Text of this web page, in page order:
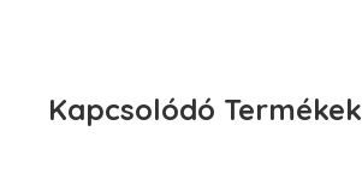
Kapcsolódó Termékek